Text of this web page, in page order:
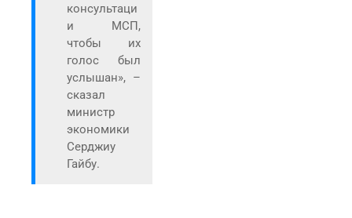
консультаци
и МСП,
чтобы их
голос был
услышан», –
сказал
министр
экономики
Серджиу
Гайбу.